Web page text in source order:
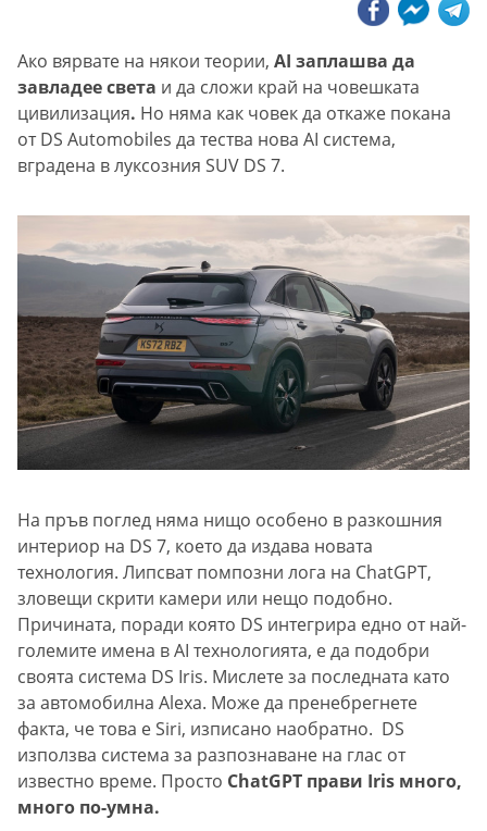
Ако вярвате на някои теории, AI заплашва да
завладее света и да сложи край на човешката
цивилизация. Но няма как човек да откаже покана
от DS Automobiles да тества нова AI система,
вградена в луксозния SUV DS 7.
На пръв поглед няма нищо особено в разкошния
интериор на DS 7, което да издава новата
технология. Липсват помпозни лога на ChatGPT,
зловещи скрити камери или нещо подобно.
Причината, поради която DS интегрира едно от най-
големите имена в AI технологията, е да подобри
своята система DS Iris. Мислете за последната като
за автомобилна Alexa. Може да пренебрегнете
факта, че това е Siri, изписано наобратно. DS
използва система за разпознаване на глас от
известно време. Просто ChatGPT прави Iris много,
много по-умна.